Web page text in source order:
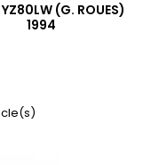
YZ80LW (G. ROUES)
1994